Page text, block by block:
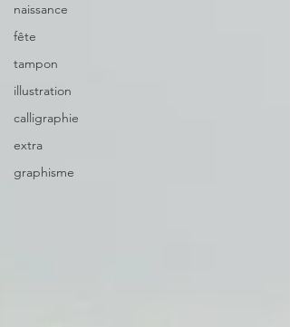
naissance
fête
tampon
illustration
calligraphie
extra
graphisme